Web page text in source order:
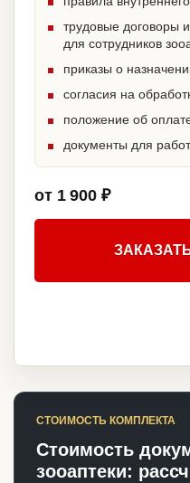
трудовые договоры
для сотрудников
приказы о
согласия на
положение об
документы для
от 1 900 ₽
СТОИМОСТЬ КОМПЛЕКТА
Стоимость
зооаптеки: